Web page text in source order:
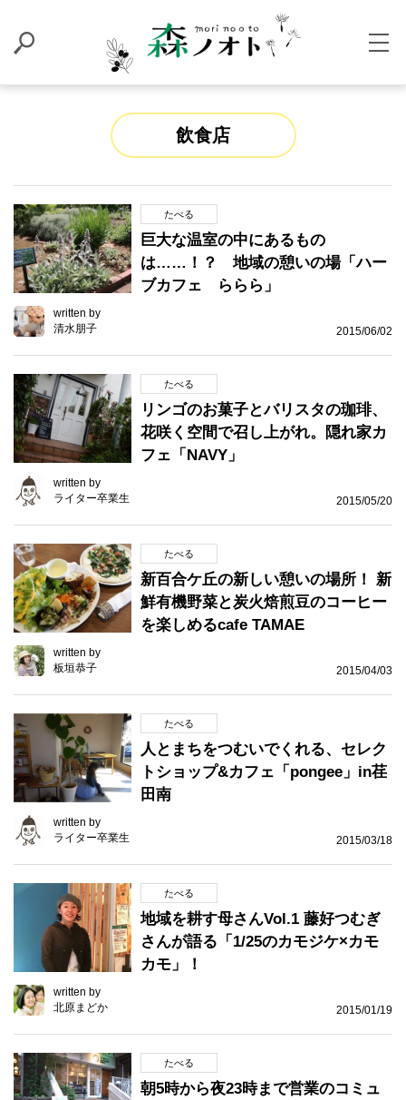
飲食店
たべる
巨大な温室の中にあるもの
は……！？ 地域の憩いの場「ハー
ブカフェ ららら」
written by
清水朋子
2015/06/02
たべる
リンゴのお菓子とバリスタの珈琲、
花咲く空間で召し上がれ。隠れ家カ
フェ「NAVY」
written by
ライター卒業生
2015/05/20
たべる
新百合ケ丘の新しい憩いの場所！ 新
鮮有機野菜と炭火焙煎豆のコーヒー
を楽しめるcafe TAMAE
written by
板垣恭子
2015/04/03
たべる
人とまちをつむいでくれる、セレク
トショップ&カフェ「pongee」in荏
田南
written by
ライター卒業生
2015/03/18
たべる
地域を耕す母さんVol.1 藤好つむぎ
さんが語る「1/25のカモジケ×カモ
カモ」！
written by
北原まどか
2015/01/19
たべる
朝5時から夜23時まで営業のコミュ